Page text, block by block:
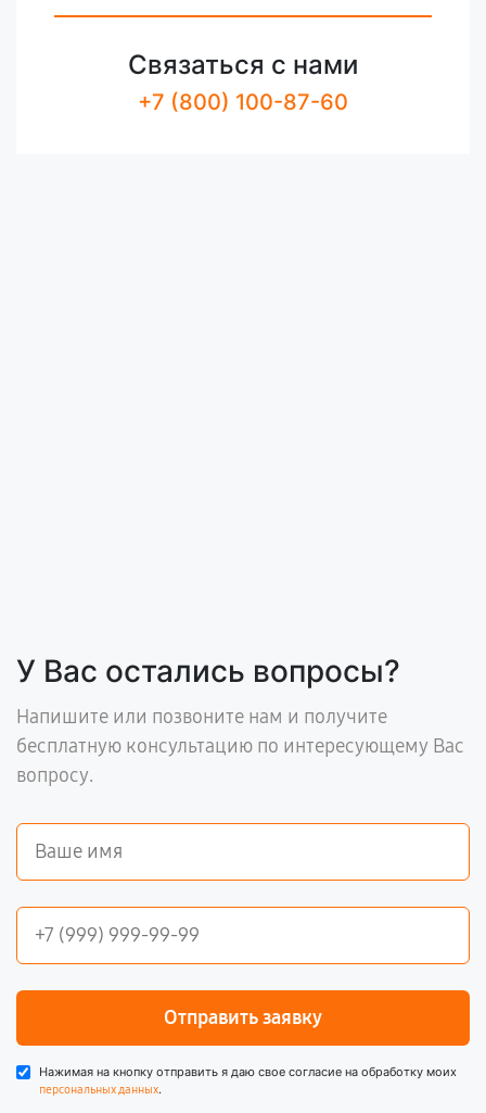
Связаться с нами
+7 (800) 100-87-60
У Вас остались вопросы?
Напишите или позвоните нам и получите
бесплатную консультацию по интересующему Вас
вопросу.
Отправить заявку
Нажимая на кнопку отправить я даю свое согласие на обработку моих
персональных данных.